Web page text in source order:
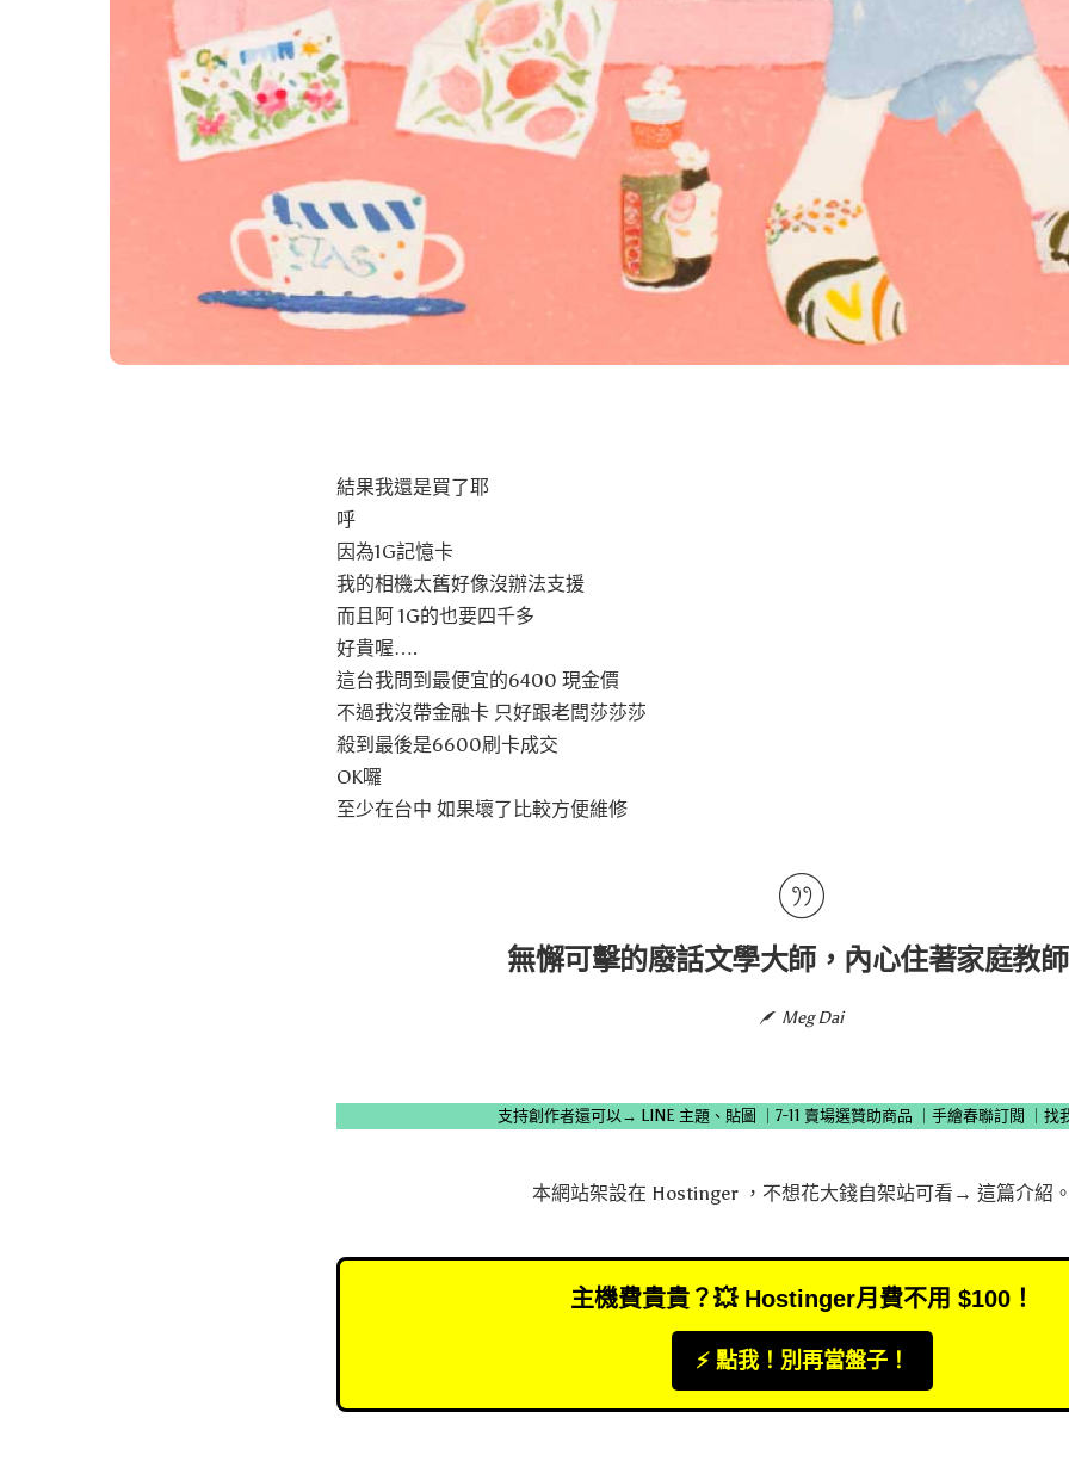
結果我還是買了耶
呼
因為1G記憶卡
我的相機太舊好像沒辦法支援
而且阿 1G的也要四千多
好貴喔….
這台我問到最便宜的6400 現金價
不過我沒帶金融卡 只好跟老闆莎莎莎
殺到最後是6600刷卡成交
OK囉
至少在台中 如果壞了比較方便維修
無懈可擊的廢話文學大師，內心住著家庭教
Meg Dai
支持創作者還可以→ LINE 主題、貼圖 7-11 賣場選贊助商品 手繪春聯訂閱 找
本網站架設在 Hostinger，不想花大錢自架站可看→ 這篇介紹
主機費貴貴？💥 Hostinger月費不用 $100！
⚡️ 點我！別再當盤子！